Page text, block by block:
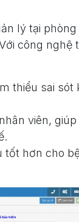
lý tại
công nghệ
thiểu sai sót
viên,
tốt hơn cho